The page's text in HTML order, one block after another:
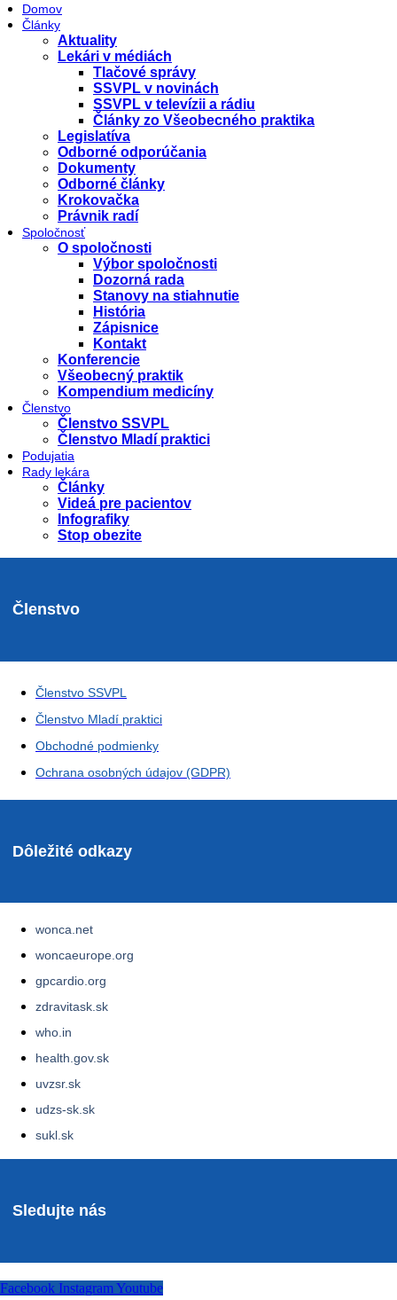
Domov
Články
Aktuality
Lekári v médiách
Tlačové správy
SSVPL v novinách
SSVPL v televízii a rádiu
Články zo Všeobecného praktika
Legislatíva
Odborné odporúčania
Dokumenty
Odborné články
Krokovačka
Právnik radí
Spoločnosť
O spoločnosti
Výbor spoločnosti
Dozorná rada
Stanovy na stiahnutie
História
Zápisnice
Kontakt
Konferencie
Všeobecný praktik
Kompendium medicíny
Členstvo
Členstvo SSVPL
Členstvo Mladí praktici
Podujatia
Rady lekára
Články
Videá pre pacientov
Infografiky
Stop obezite
Členstvo
Členstvo SSVPL
Členstvo Mladí praktici
Obchodné podmienky
Ochrana osobných údajov (GDPR)
Dôležité odkazy
wonca.net
woncaeurope.org
gpcardio.org
zdravitask.sk
who.in
health.gov.sk
uvzsr.sk
udzs-sk.sk
sukl.sk
Sledujte nás
Facebook Instagram Youtube